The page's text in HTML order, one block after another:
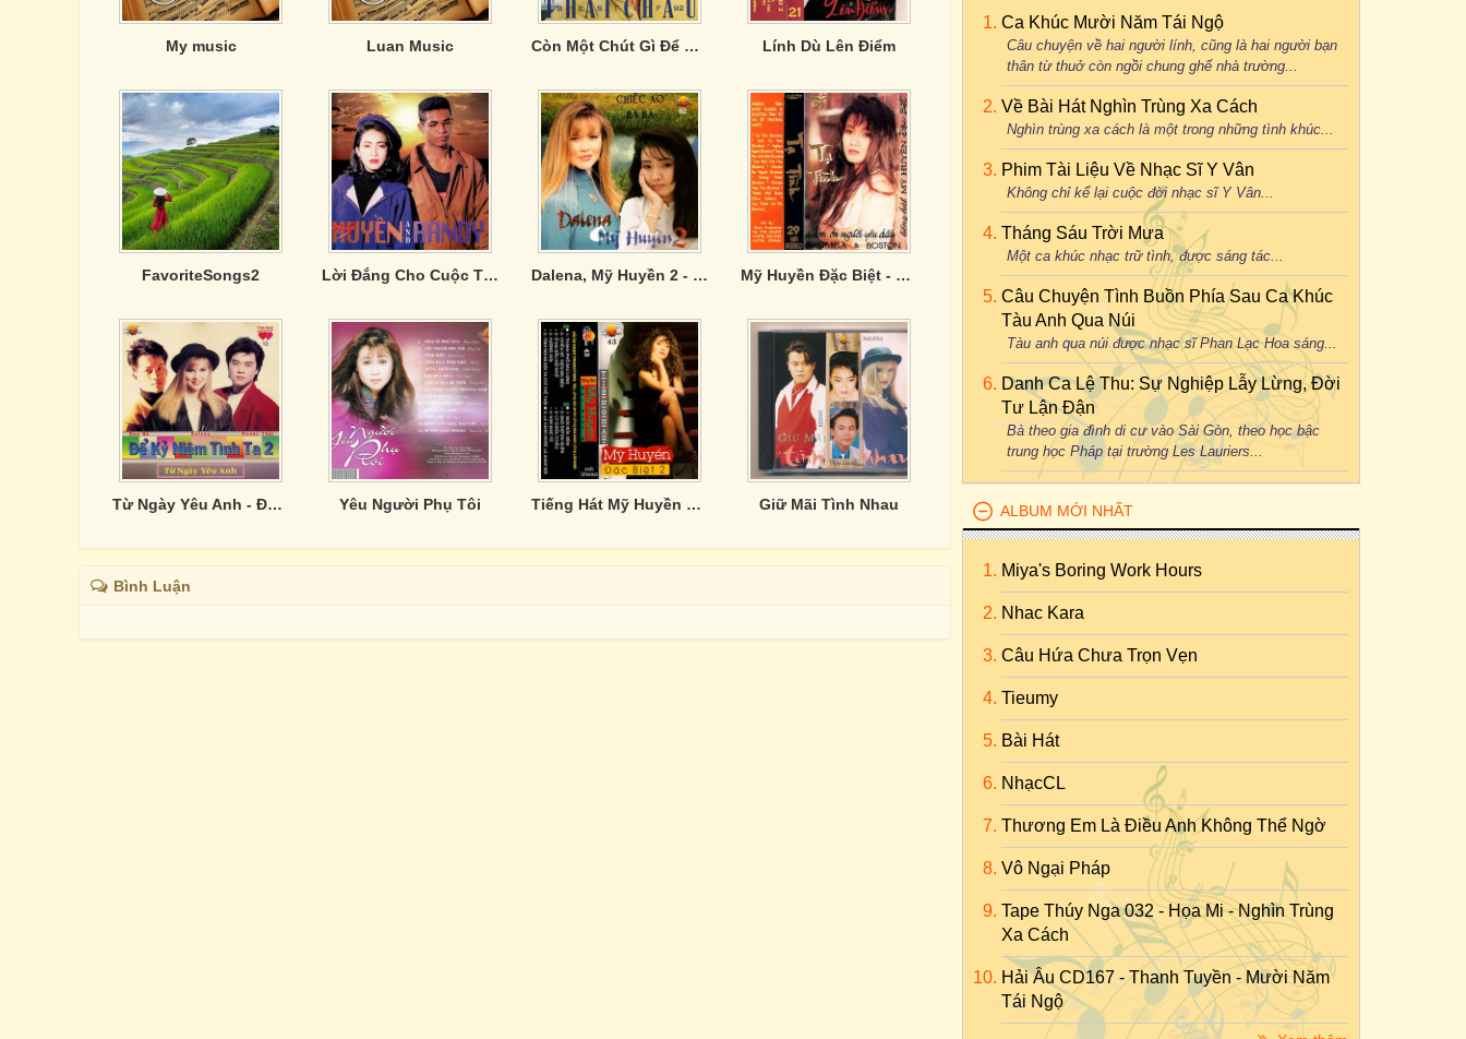
My music Luan Music Còn Một Chút Gì Để Nhớ Lính Dù Lên Điểm
FavoriteSongs2 Lời Đắng Cho Cuộc Tình - Mỹ Huyền, Randy Dalena, Mỹ Huyền 2 - Chiếc Áo Bà Ba Mỹ Huyền Đặc Biệt - Tạ Tình
Từ Ngày Yêu Anh - Để Kỷ Niệm Tình Ta 2 Yêu Người Phụ Tôi Tiếng Hát Mỹ Huyền Đặc Biệt 2 Giữ Mãi Tình Nhau
Bình Luận
Ca Khúc Mười Năm Tái Ngộ
Câu chuyện về hai người lính, cũng là hai người bạn
thân từ thuở còn ngồi chung ghế nhà trường...
Về Bài Hát Nghìn Trùng Xa Cách
Nghìn trùng xa cách là một trong những tình khúc...
Phim Tài Liệu Về Nhạc Sĩ Y Vân
Không chỉ kể lại cuộc đời nhạc sĩ Y Vân...
Tháng Sáu Trời Mưa
Một ca khúc nhạc trữ tình, được sáng tác...
Câu Chuyện Tình Buồn Phía Sau Ca Khúc
Tàu Anh Qua Núi
Tàu anh qua núi được nhạc sĩ Phan Lạc Hoa sáng...
Danh Ca Lệ Thu: Sự Nghiệp Lẫy Lừng, Đời
Tư Lận Đận
Bà theo gia đình di cư vào Sài Gòn, theo học bậc
trung học Pháp tại trường Les Lauriers...
ALBUM MỚI NHẤT
Miya's Boring Work Hours
Nhac Kara
Câu Hứa Chưa Trọn Vẹn
Tieumy
Bài Hát
NhạcCL
Thương Em Là Điều Anh Không Thể Ngờ
Vô Ngại Pháp
Tape Thúy Nga 032 - Họa Mi - Nghìn Trùng
Xa Cách
Hải Âu CD167 - Thanh Tuyền - Mười Năm
Tái Ngộ